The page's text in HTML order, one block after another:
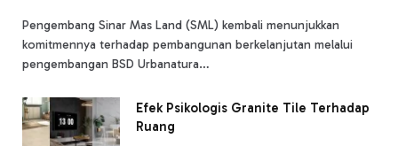
Pengembang Sinar Mas Land (SML) kembali menunjukkan
komitmennya terhadap pembangunan berkelanjutan melalui
pengembangan BSD Urbanatura…
Efek Psikologis Granite Tile Terhadap
Ruang